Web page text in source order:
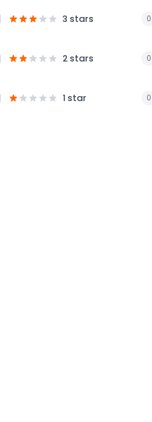
3 stars 0
2 stars 0
1 star 0